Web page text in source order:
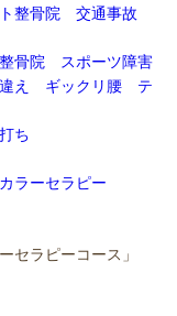
整骨院 交通事故
骨院 スポーツ障害
え ギックリ腰 テ
ち
ラーセラピー
セラピーコース」